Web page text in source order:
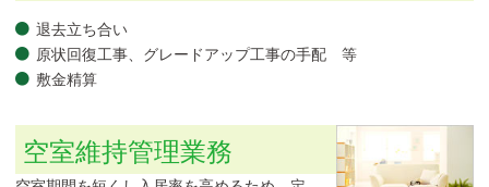
退去立ち合い
原状回復工事、グレードアップ工事の手配 等
敷金精算
空室維持管理業務